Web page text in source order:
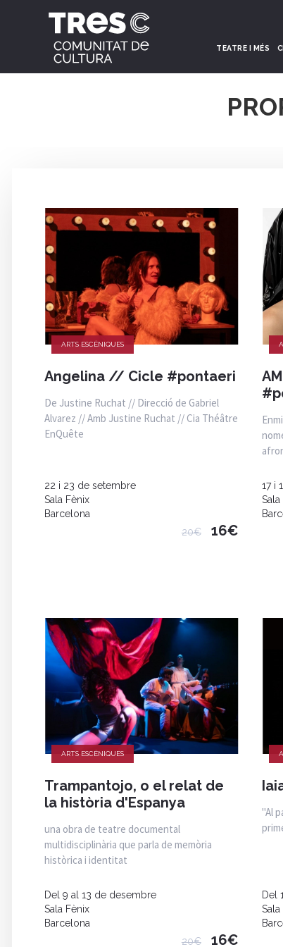
TEATRE I MÉS
ARTS ESCÈNIQUES
Angelina // Cicle #pontaeri
De Justine Ruchat // Direcció de Gabriel
Alvarez // Amb Justine Ruchat // Cia Théâtre
EnQuête
22 i 23 de setembre
Sala Fènix
Barcelona
20€
16€
17 i
Sala
ARTS ESCÈNIQUES
Trampantojo, o el relat de
la història d'Espanya
una obra de teatre documental
multidisciplinària que parla de memòria
històrica i identitat
Del 9 al 13 de desembre
Sala Fènix
Barcelona
20€
16€
"Al
Del
Sala